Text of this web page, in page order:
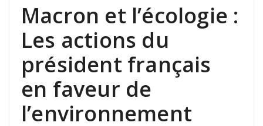
Macron et l’écologie :
Les actions du
président français
en faveur de
l’environnement